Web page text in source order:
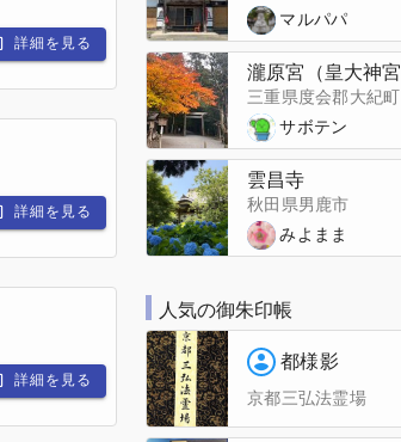
詳細を見る
詳細を見る
詳細を見る
マルパパ
三重県度会郡大紀町
サボテン
雲昌寺
秋田県男鹿市
みよまま
人気の御朱印帳
都様影
京都三弘法霊場